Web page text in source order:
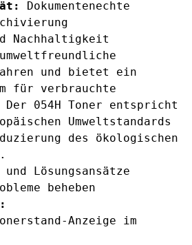
Dokumentenechte
Nachhaltigkeit
und bietet ein
für verbrauchte
Der 054H Toner entspricht
Umweltstandards
des ökologischen
Lösungsansätze
beheben
Anzeige im